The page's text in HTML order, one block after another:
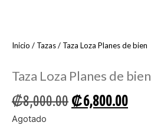
Inicio / Tazas/ Taza Loza Planes de bien
Taza Loza Planes de bien
₡8,000.00 ₡6,800.00
Agotado